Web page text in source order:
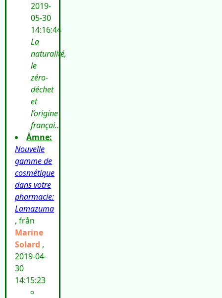
2019-
05-30
14:16:44
La
naturalité,
le
zéro-
déchet
et
l’origine
françai...
Ämne:
Nouvelle
gamme de
cosmétique
dans votre
pharmacie:
Lamazuma
, från
Marine
Solard ,
2019-04-
30
14:15:23